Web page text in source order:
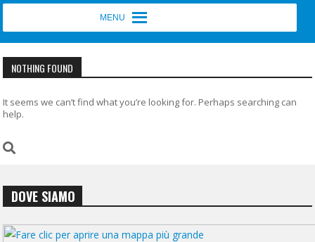
NOTHING FOUND
It seems we can’t find what you’re looking for. Perhaps searching can
help.
DOVE SIAMO